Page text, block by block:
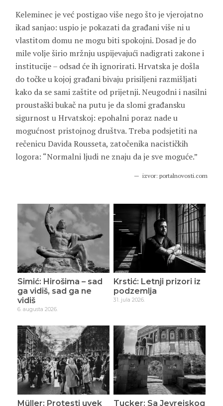
Keleminec je već postigao više nego što je vjerojatno
ikad sanjao: uspio je pokazati da građani više ni u
vlastitom domu ne mogu biti spokojni. Dosad je do
mile volje širio mržnju uspijevajući nadigrati zakone i
institucije – odsad će ih ignorirati. Hrvatska je došla
do točke u kojoj građani bivaju prisiljeni razmišljati
kako da se sami zaštite od prijetnji. Neugodni i nasilni
proustaški bukač na putu je da slomi građansku
sigurnost u Hrvatskoj: epohalni poraz nade u
mogućnost pristojnog društva. Treba podsjetiti na
rečenicu Davida Rousseta, zatočenika nacističkih
logora: “Normalni ljudi ne znaju da je sve moguće.”
izvor: portalnovosti.com
Simić: Hirošima – sad
ga vidiš, sad ga ne
vidiš
6. augusta 2026.
Krstić: Letnji prizori iz
podzemlja
31. jula 2026.
Müller: Protesti uvek Tucker: Sa Jevrejskog